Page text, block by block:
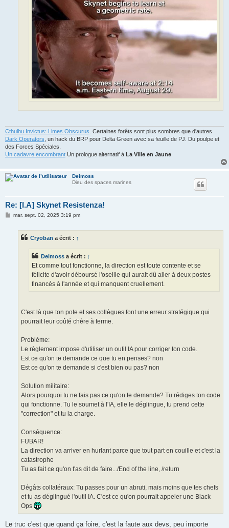
Cthulhu Invictus: Limes Obscurus . Certaines forêts sont plus sombres que d'autres
Dark Operators , un hack du BRP pour Delta Green avec sa feuille de PJ. Du poulpe et
des Forces Spéciales.
Un cadavre encombrant Un prologue alternatif à La Ville en Jaune
Deimoss
Dieu des spaces marines
Re: [I.A] Skynet Resistenza!
Mmar. sept. 02, 2025 3:19 pm
Cryoban a écrit : ↑
Deimoss a écrit : ↑
Et comme tout fonctionne, la direction est toute contente et se
félicite d'avoir déboursé l'oseille qui aurait dû aller à deux postes
financés à l'année et qui manquent cruellement.
C'est là que ton pote et ses collègues font une erreur stratégique qui
pourrait leur coûté chère à terme.
Problème:
Le règlement impose d'utiliser un outil IA pour corriger ton code.
Est ce qu'on te demande ce que tu en penses? non
Est ce qu'on te demande si c'est bien ou pas? non
Solution militaire:
Alors pourquoi tu ne fais pas ce qu'on te demande? Tu rédiges ton code
qui fonctionne. Tu le soumet à l'IA, elle le déglingue, tu prend cette
"correction" et tu la charge.
Conséquence:
FUBAR!
La direction va arriver en hurlant parce que tout part en couille et c'est la
catastrophe
Tu as fait ce qu'on t'as dit de faire.../End of the line, /return
Dégâts collatéraux: Tu passes pour un abruti, mais moins que tes chefs
et tu as déglingué l'outil IA. C'est ce qu'on pourrait appeler une Black
Ops
Le truc c'est que quand ça foire, c'est la faute aux devs, peu importe